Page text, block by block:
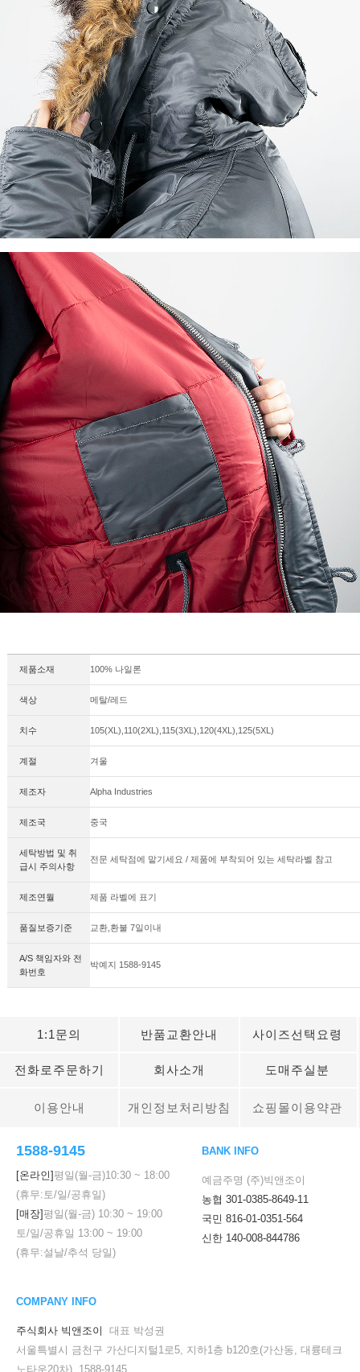
제품소재 100% 나일론
색상 메탈/레드
치수 105(XL),110(2XL),115(3XL),120(4XL),125(5XL)
계절 겨울
제조자 Alpha Industries
제조국 중국
세탁방법 및 취
급시 주의사항
전문 세탁점에 맡기세요 / 제품에 부착되어 있는 세탁라벨 참고
제조연월 제품 라벨에 표기
품질보증기준 교환,환불 7일이내
A/S 책임자와 전
화번호
박예지 1588-9145
1:1문의 반품교환안내 사이즈선택요령
전화로주문하기 회사소개 도매주실분
이용안내 개인정보처리방침 쇼핑몰이용약관
1588-9145
[온라인]평일(월-금)10:30 ~ 18:00
(휴무:토/일/공휴일)
[매장]평일(월-금) 10:30 ~ 19:00
토/일/공휴일 13:00 ~ 19:00
(휴무:설날/추석 당일)
BANK INFO
예금주명 (주)빅앤조이
농협 301-0385-8649-11
국민 816-01-0351-564
신한 140-008-844786
COMPANY INFO
주식회사 빅앤조이
대표 박성권
서울특별시 금천구 가산디지털1로5, 지하1층 b120호(가산동, 대륭테크
노타운20차) 1588-9145